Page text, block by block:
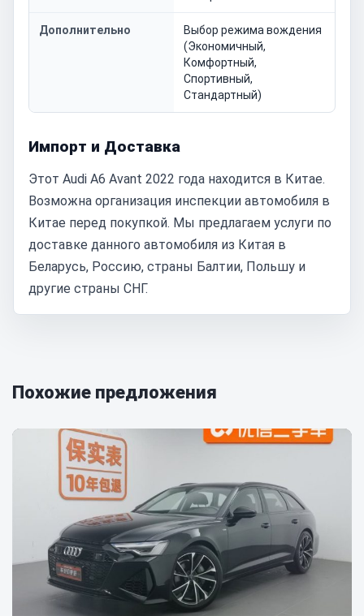
Дополнительно
Выбор режима вождения
(Экономичный,
Комфортный,
Спортивный,
Стандартный)
Импорт и Доставка
Этот Audi A6 Avant 2022 года находится в Китае.
Возможна организация инспекции автомобиля в
Китае перед покупкой. Мы предлагаем услуги по
доставке данного автомобиля из Китая в
Беларусь, Россию, страны Балтии, Польшу и
другие страны СНГ.
Похожие предложения